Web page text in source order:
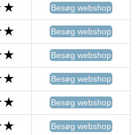
Besøg webshop
Besøg webshop
Besøg webshop
Besøg webshop
Besøg webshop
Besøg webshop